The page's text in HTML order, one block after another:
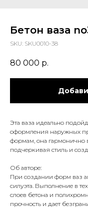
Бетон ваза
SKU: SKU0010-38
80 000 р.
Эта ваза идеально
оформления наружных
формам, она гармонично
подчеркивая стиль и
Об авторе:
При создании форм ваз
силуэта. Выполнение в
слоев бетона и
прочность и дает